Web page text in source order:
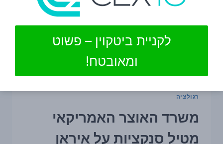
רגולציה
משרד האוצר האמריקאי
מטיל סנקציות על איראן
לקניית ביטקוין – פשוט
ומאובטח!